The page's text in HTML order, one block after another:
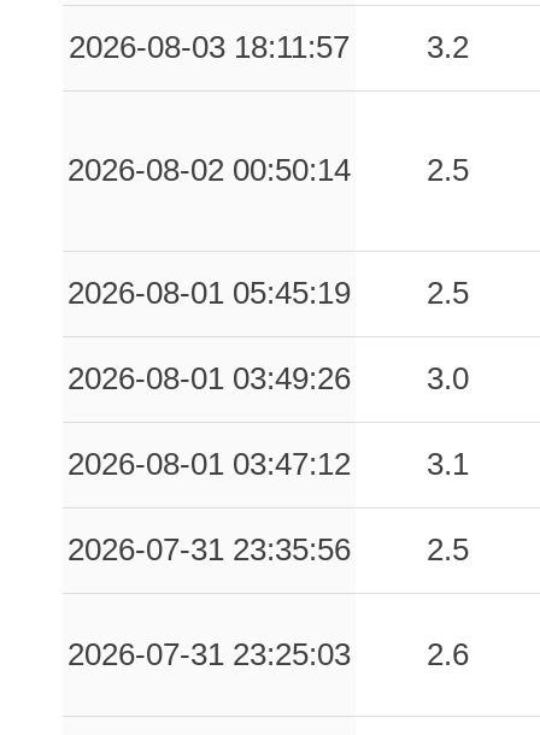
2026-08-03 18:11:57
3.2
2026-08-02 00:50:14 2.5
2026-08-01 05:45:19 2.5
2026-08-01 03:49:26 3.0
2026-08-01 03:47:12 3.1
2026-07-31 23:35:56 2.5
2026-07-31 23:25:03 2.6